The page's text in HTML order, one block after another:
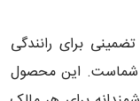
برای رانندگی
شماست. این محصول